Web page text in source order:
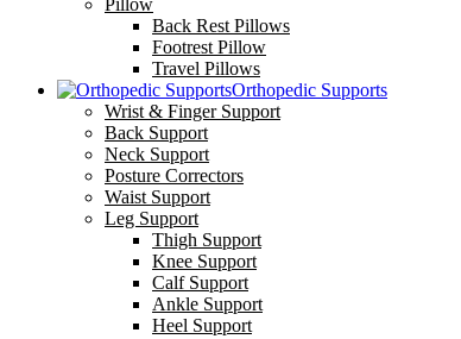
Pillow
Back Rest Pillows
Footrest Pillow
Travel Pillows
Orthopedic Supports
Wrist & Finger Support
Back Support
Neck Support
Posture Correctors
Waist Support
Leg Support
Thigh Support
Knee Support
Calf Support
Ankle Support
Heel Support